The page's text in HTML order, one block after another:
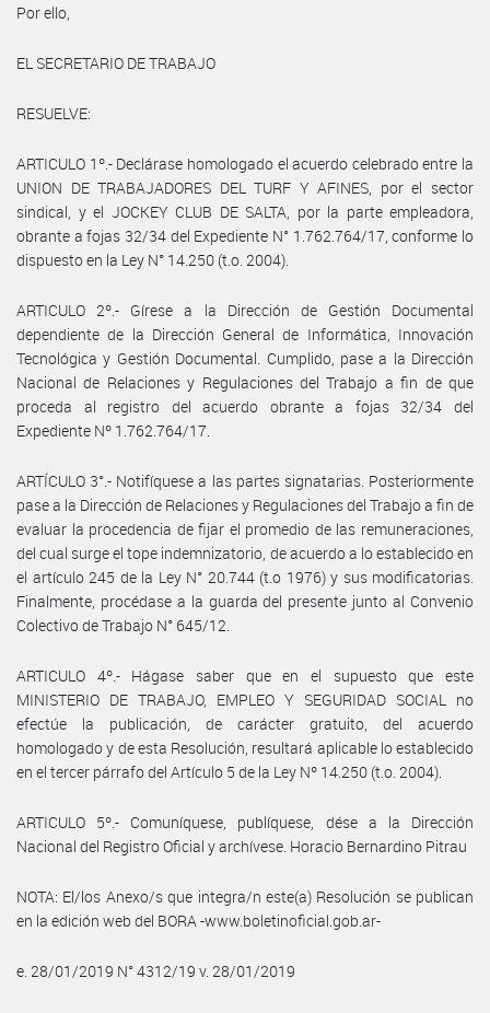
Por ello,
EL SECRETARIO DE TRABAJO
RESUELVE:
ARTICULO 1º.- Declárase homologado el acuerdo celebrado entre la
UNION DE TRABAJADORES DEL TURF Y AFINES, por el sector
sindical, y el JOCKEY CLUB DE SALTA, por la parte empleadora,
obrante a fojas 32/34 del Expediente N° 1.762.764/17, conforme lo
dispuesto en la Ley N° 14.250 (t.o. 2004).
ARTICULO 2º.- Gírese a la Dirección de Gestión Documental
dependiente de la Dirección General de Informática, Innovación
Tecnológica y Gestión Documental. Cumplido, pase a la Dirección
Nacional de Relaciones y Regulaciones del Trabajo a fin de que
proceda al registro del acuerdo obrante a fojas 32/34 del
Expediente Nº 1.762.764/17.
ARTÍCULO 3°.- Notifíquese a las partes signatarias. Posteriormente
pase a la Dirección de Relaciones y Regulaciones del Trabajo a fin de
evaluar la procedencia de fijar el promedio de las remuneraciones,
del cual surge el tope indemnizatorio, de acuerdo a lo establecido en
el artículo 245 de la Ley N° 20.744 (t.o 1976) y sus modificatorias.
Finalmente, procédase a la guarda del presente junto al Convenio
Colectivo de Trabajo N° 645/12.
ARTICULO 4º.- Hágase saber que en el supuesto que este
MINISTERIO DE TRABAJO, EMPLEO Y SEGURIDAD SOCIAL no
efectúe la publicación, de carácter gratuito, del acuerdo
homologado y de esta Resolución, resultará aplicable lo establecido
en el tercer párrafo del Artículo 5 de la Ley Nº 14.250 (t.o. 2004).
ARTICULO 5º.- Comuníquese, publíquese, dése a la Dirección
Nacional del Registro Oficial y archívese. Horacio Bernardino Pitrau
NOTA: El/los Anexo/s que integra/n este(a) Resolución se publican
en la edición web del BORA -www.boletinoficial.gob.ar-
e. 28/01/2019 N° 4312/19 v. 28/01/2019